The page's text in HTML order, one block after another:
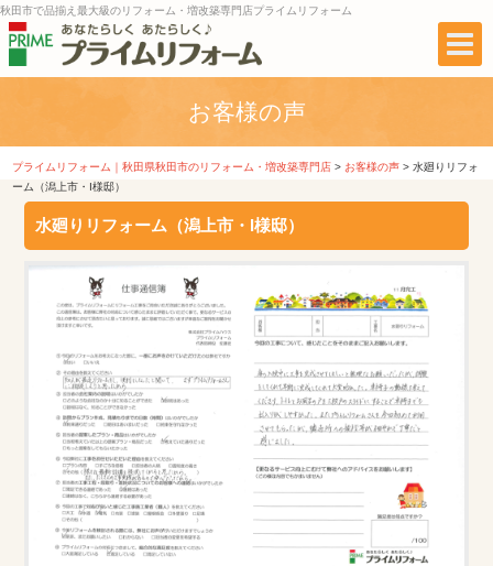
秋田市で品揃え最大級のリフォーム・増改築専門店プライムリフォーム
お客様の声
プライムリフォーム｜秋田県秋田市のリフォーム・増改築専門店 > お客様の声 >水廻りリフォ
ーム（潟上市・I様邸）
水廻りリフォーム（潟上市・I様邸）